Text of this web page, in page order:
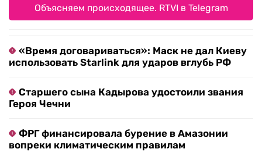
Объясняем происходящее. RTVI в Telegram
«Время договариваться»: Маск не дал Киеву
использовать Starlink для ударов вглубь РФ
Старшего сына Кадырова удостоили звания
Героя Чечни
ФРГ финансировала бурение в Амазонии
вопреки климатическим правилам